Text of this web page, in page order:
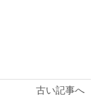
古い記事へ